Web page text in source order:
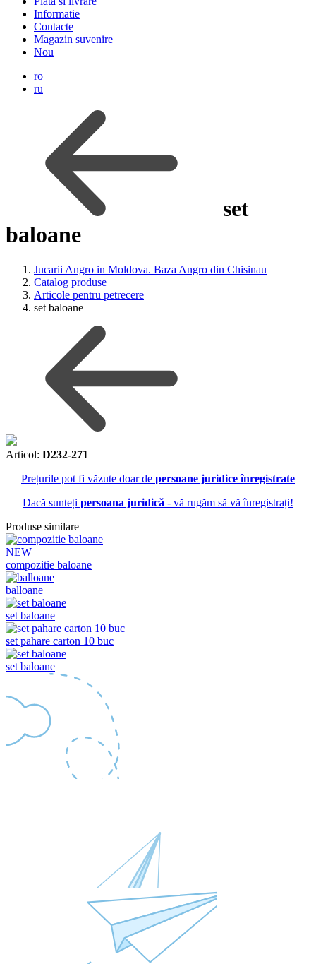
Informatie
Contacte
Magazin suvenire
Nou
ro
ru
set
baloane
Jucarii Angro in Moldova. Baza Angro din Chisinau
Catalog produse
Articole pentru petrecere
set baloane
Articol: D232-271
Prețurile pot fi văzute doar de persoane juridice înregistrate
Dacă sunteți persoana juridică - vă rugăm să vă înregistrați!
Produse similare
NEW
compozitie baloane
balloane
set baloane
set pahare carton 10 buc
set baloane